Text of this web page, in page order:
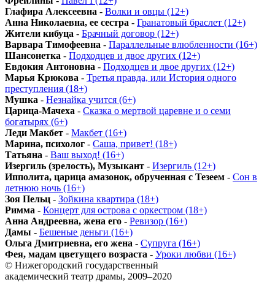
Глафира Алексеевна - Волки и овцы (12+)
Анна Николаевна, ее сестра - Гранатовый браслет (12+)
Жители кибуца - Брачный договор (12+)
Варвара Тимофеевна - Параллельные влюбленности (16+)
Шансонетка - Подходцев и двое других (12+)
Евдокия Антоновна - Подходцев и двое других (12+)
Марья Крюкова - Третья правда, или История одного
преступления (18+)
Мушка - Незнайка учится (6+)
Царица-Мачеха - Сказка о мертвой царевне и о семи
богатырях (6+)
Леди Макбет - Макбет (16+)
Марина, психолог - Саша, привет! (18+)
Татьяна - Ваш выход! (16+)
Изергиль (зрелость), Музыкант - Изергиль (12+)
Ипполита, царица амазонок, обрученная с Тезеем - Сон в
летнюю ночь (16+)
Зоя Пельц - Зойкина квартира (18+)
Римма - Концерт для острова с оркестром (18+)
Анна Андреевна, жена его - Ревизор (16+)
Дамы - Бешеные деньги (16+)
Ольга Дмитриевна, его жена - Супруга (16+)
Фея, мадам цветущего возраста - Уроки любви (16+)
© Нижегородский государственный
академический театр драмы, 2009–2020